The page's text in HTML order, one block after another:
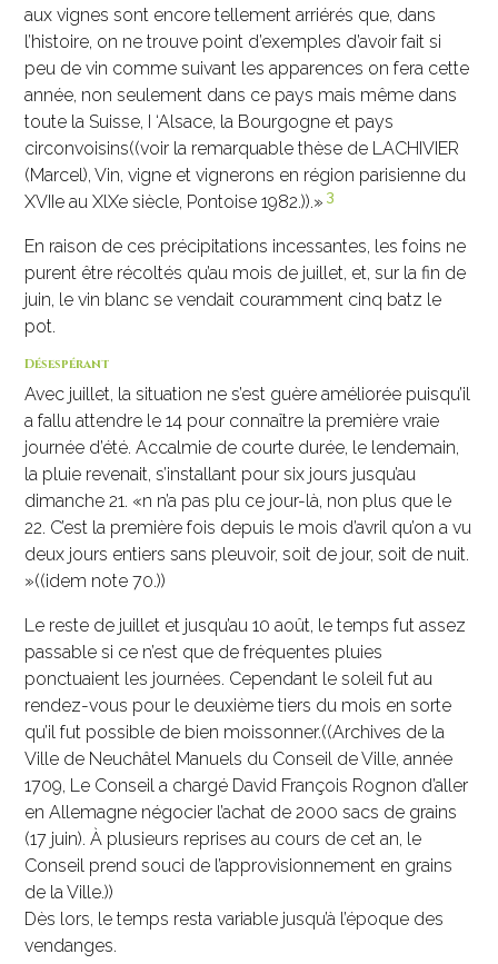
aux vignes sont encore tellement arriérés que, dans
l’histoire, on ne trouve point d’exemples d’avoir fait si
peu de vin comme suivant les apparences on fera cette
année, non seulement dans ce pays mais même dans
toute la Suisse, I ‘Alsace, la Bourgogne et pays
circonvoisins((voir la remarquable thèse de LACHIVIER
(Marcel), Vin, vigne et vignerons en région parisienne du
XVIIe au XlXe siècle, Pontoise 1982.)).» 3
En raison de ces précipitations incessantes, les foins ne
purent être récoltés qu’au mois de juillet, et, sur la fin de
juin, le vin blanc se vendait couramment cinq batz le
pot.
Désespérant
Avec juillet, la situation ne s’est guère améliorée puisqu’il
a fallu attendre le 14 pour connaître la première vraie
journée d’été. Accalmie de courte durée, le lendemain,
la pluie revenait, s’installant pour six jours jusqu’au
dimanche 21. «n n’a pas plu ce jour-là, non plus que le
22. C’est la première fois depuis le mois d’avril qu’on a vu
deux jours entiers sans pleuvoir, soit de jour, soit de nuit.
»((idem note 70.))
Le reste de juillet et jusqu’au 10 août, le temps fut assez
passable si ce n’est que de fréquentes pluies
ponctuaient les journées. Cependant le soleil fut au
rendez-vous pour le deuxième tiers du mois en sorte
qu’il fut possible de bien moissonner.((Archives de la
Ville de Neuchâtel Manuels du Conseil de Ville, année
1709, Le Conseil a chargé David François Rognon d’aller
en Allemagne négocier l’achat de 2000 sacs de grains
(17 juin). À plusieurs reprises au cours de cet an, le
Conseil prend souci de l’approvisionnement en grains
de la Ville.))
Dès lors, le temps resta variable jusqu’à l’époque des
vendanges.